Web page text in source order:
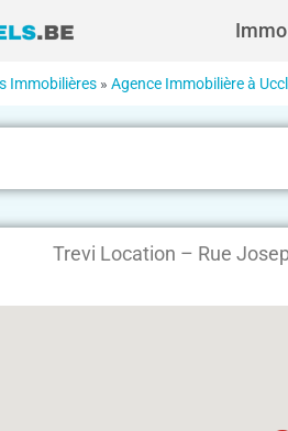
Immobilières » Agence Immobilière à
Trevi Location – Rue